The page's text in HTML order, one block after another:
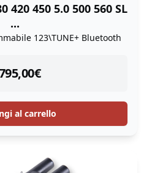
420 450 5.0 500 560 SL
...
123\TUNE+ Bluetooth
€
al carrello